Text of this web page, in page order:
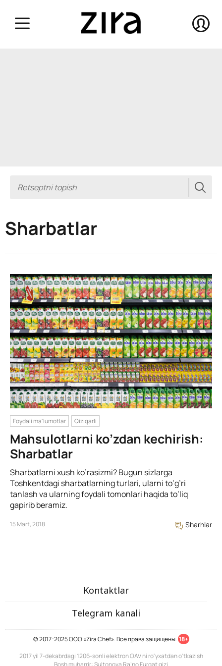
Sharbatlar
Foydali ma'lumotlar Qiziqarli
Mahsulotlarni ko’zdan kechirish:
Sharbatlar
Sharbatlarni xush ko’rasizmi? Bugun sizlarga
Toshkentdagi sharbatlarning turlari, ularni to’g’ri
tanlash va ularning foydali tomonlari haqida to’liq
gapirib beramiz.
15 Mart, 2018 Sharhlar
Kontaktlar
Telegram kanali
© 2017-2025 ООО «Zira Chef». Все права защищены. 18+
2017 yil 7-dekabrdagi 1206-sonli elektron OAV ni ro'yxatdan o'tkazish
Bosh muharrir: Sultonova Ra’no Furqat qizi